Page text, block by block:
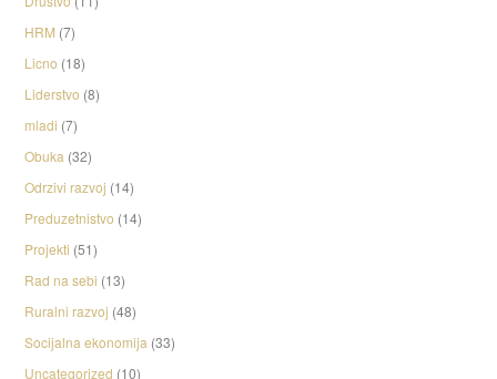
HRM (7)
Licno (18)
Liderstvo (8)
mladi (7)
Obuka (32)
Odrzivi razvoj (14)
Preduzetnistvo (14)
Projekti (51)
Rad na sebi (13)
Ruralni razvoj (48)
Socijalna ekonomija (33)
Uncategorized (10)